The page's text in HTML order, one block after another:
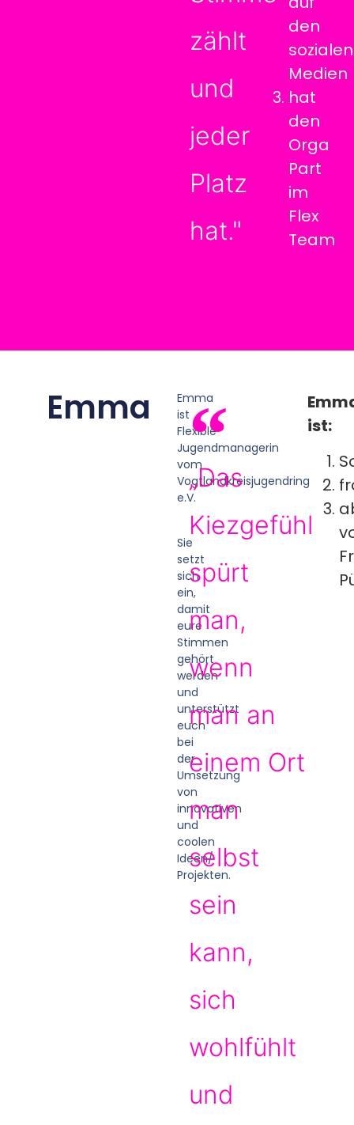
zählt
und
jeder
Platz
hat."
den
sozialen
Medien
hat
den
Orga
Part
im
Flex
Team
Emma
Emma
ist
Flexible
Jugendmanagerin
vom
Vogtlandkreisjugendring
e.V.
Sie
setzt
sich
ein,
damit
eure
Stimmen
gehört
werden
und
unterstützt
euch
bei
der
Umsetzung
von
innovativen
und
coolen
Ideen/
Projekten.
„Das
Kiezgefühl
spürt
man,
wenn
man an
einem Ort
man
selbst
sein
kann,
sich
wohlfühlt
und
ist: